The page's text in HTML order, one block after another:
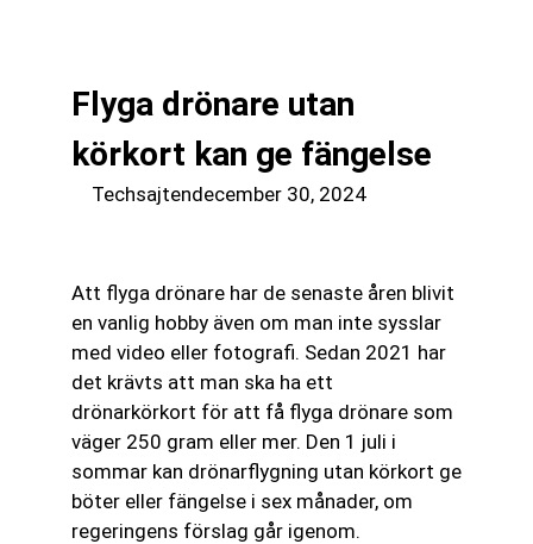
Flyga drönare utan
körkort kan ge fängelse
Techsajtendecember 30, 2024
Att flyga drönare har de senaste åren blivit
en vanlig hobby även om man inte sysslar
med video eller fotografi. Sedan 2021 har
det krävts att man ska ha ett
drönarkörkort för att få flyga drönare som
väger 250 gram eller mer. Den 1 juli i
sommar kan drönarflygning utan körkort ge
böter eller fängelse i sex månader, om
regeringens förslag går igenom.